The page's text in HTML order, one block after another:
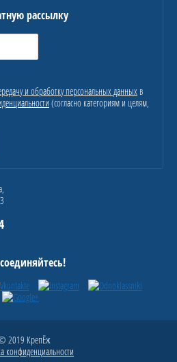
рассылку
и обработку персональных данных в
(согласно категориям и целям,
2019 КрепЁж
конфиденциальности